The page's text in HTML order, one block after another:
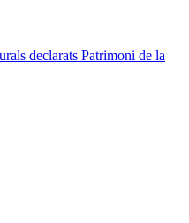
declarats Patrimoni de la